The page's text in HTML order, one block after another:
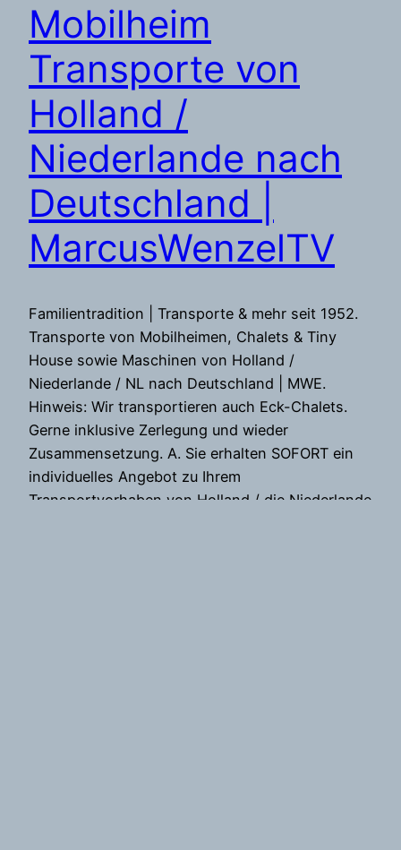
Mobilheim
Transporte von
Holland /
Niederlande nach
Deutschland |
MarcusWenzelTV
Familientradition | Transporte & mehr seit 1952.
Transporte von Mobilheimen, Chalets & Tiny
House sowie Maschinen von Holland /
Niederlande / NL nach Deutschland | MWE.
Hinweis: Wir transportieren auch Eck-Chalets.
Gerne inklusive Zerlegung und wieder
Zusammensetzung. A. Sie erhalten SOFORT ein
individuelles Angebot zu Ihrem
Transportvorhaben von Holland / die Niederlande